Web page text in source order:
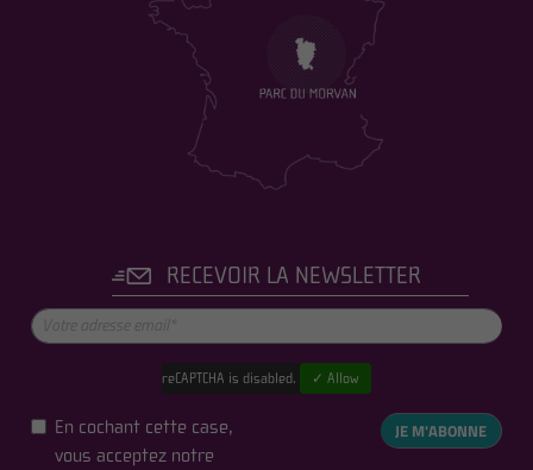
RECEVOIR LA NEWSLETTER
reCAPTCHA is disabled. ✓ Allow
En cochant cette case,
vous acceptez notre
JE M'ABONNE